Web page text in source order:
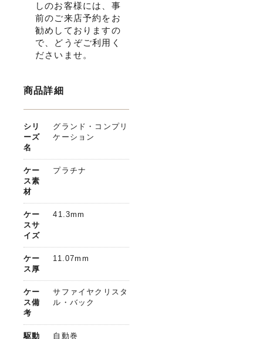
しのお客様には、事
前のご来店予約をお
勧めしておりますの
で、どうぞご利用く
ださいませ。
商品詳細
シリ
ーズ
名
グランド・コンプリ
ケーション
ケー
ス素
材
プラチナ
ケー
スサ
イズ
41.3mm
ケー
ス厚
11.07mm
ケー
ス備
考
サファイヤクリスタ
ル・バック
駆動 自動巻